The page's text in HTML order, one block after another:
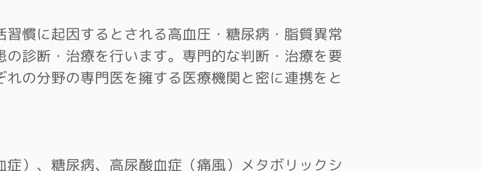
慣に起因するとされる高血圧・糖尿病・脂質異常
診断・治療を行います。専門的な判断・治療を要
の分野の専門医を擁する医療機関と密に連携をと
）、糖尿病、高尿酸血症（痛風）メタボリックシ